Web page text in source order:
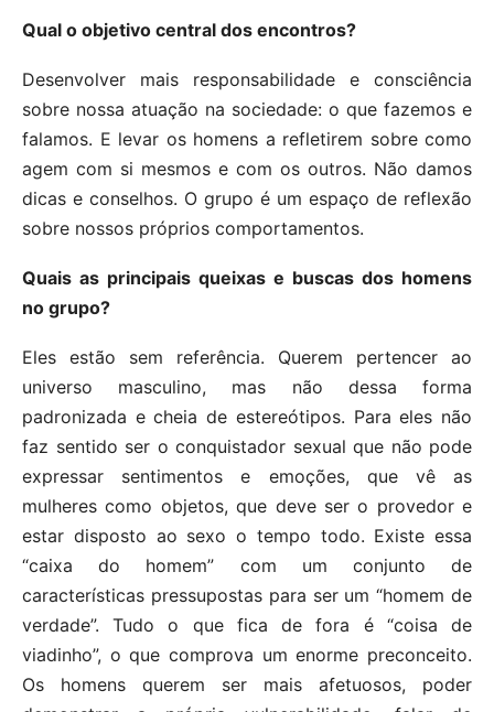
Qual o objetivo central dos encontros?
Desenvolver mais responsabilidade e consciência
sobre nossa atuação na sociedade: o que fazemos e
falamos. E levar os homens a refletirem sobre como
agem com si mesmos e com os outros. Não damos
dicas e conselhos. O grupo é um espaço de reflexão
sobre nossos próprios comportamentos.
Quais as principais queixas e buscas dos homens
no grupo?
Eles estão sem referência. Querem pertencer ao
universo masculino, mas não dessa forma
padronizada e cheia de estereótipos. Para eles não
faz sentido ser o conquistador sexual que não pode
expressar sentimentos e emoções, que vê as
mulheres como objetos, que deve ser o provedor e
estar disposto ao sexo o tempo todo. Existe essa
“caixa do homem” com um conjunto de
características pressupostas para ser um “homem de
verdade”. Tudo o que fica de fora é “coisa de
viadinho”, o que comprova um enorme preconceito.
Os homens querem ser mais afetuosos, poder